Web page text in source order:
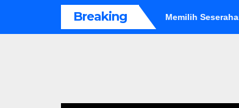
Breaking
Panduan dan Tips Memilih Seserahan